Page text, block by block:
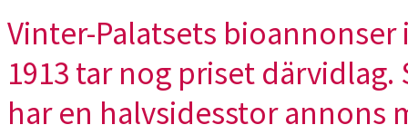
Vinter-Palatsets
1913 tar nog priset
har en halvsidesstor annons